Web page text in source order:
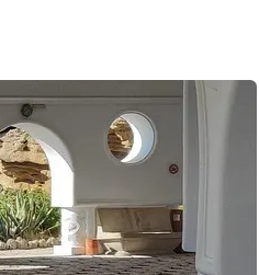
dét ord, der